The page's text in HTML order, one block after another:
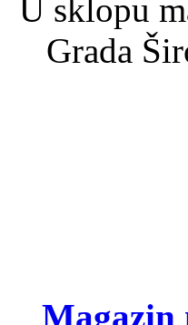
U sklopu
Grada
Magazin